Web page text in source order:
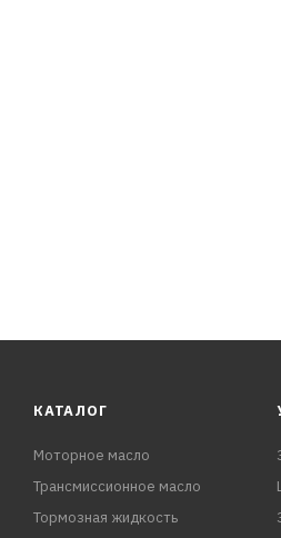
КАТАЛОГ
Моторное масло
Трансмиссионное масло
Тормозная жидкость